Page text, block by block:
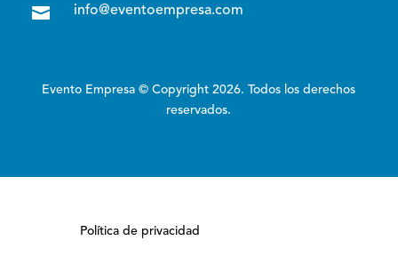
 info@eventoempresa.com
Evento Empresa © Copyright 2026. Todos los derechos
reservados.
Política de privacidad